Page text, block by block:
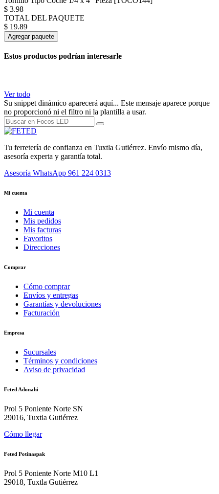
$ 3.98
TOTAL DEL PAQUETE
$ 19.89
Agregar paquete
Estos productos podrían interesarle
Ver todo
Su snippet dinámico aparecerá aquí... Este mensaje aparece porque
no proporcionó ni el filtro ni la plantilla a usar.
Tu ferretería de confianza en Tuxtla Gutiérrez. Envío mismo día,
asesoría experta y garantía total.
Asesoría WhatsApp 961 224 0313
Mi cuenta
Mi cuenta
Mis pedidos
Mis facturas
Favoritos
Direcciones
Comprar
Cómo comprar
Envíos y entregas
Garantías y devoluciones
Facturación
Empresa
Sucursales
Términos y condiciones
Aviso de privacidad
Feted Adonahi
Prol 5 Poniente Norte SN
29016, Tuxtla Gutiérrez
Cómo llegar
Feted Potinaspak
Prol 5 Poniente Norte M10 L1
29018, Tuxtla Gutiérrez